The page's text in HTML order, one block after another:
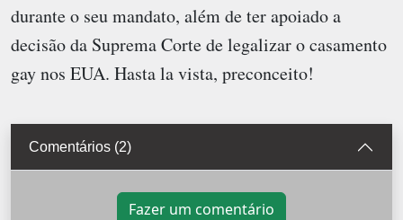
durante o seu mandato, além de ter apoiado a
decisão da Suprema Corte de legalizar o casamento
gay nos EUA. Hasta la vista, preconceito!
Comentários (2)
Fazer um comentário